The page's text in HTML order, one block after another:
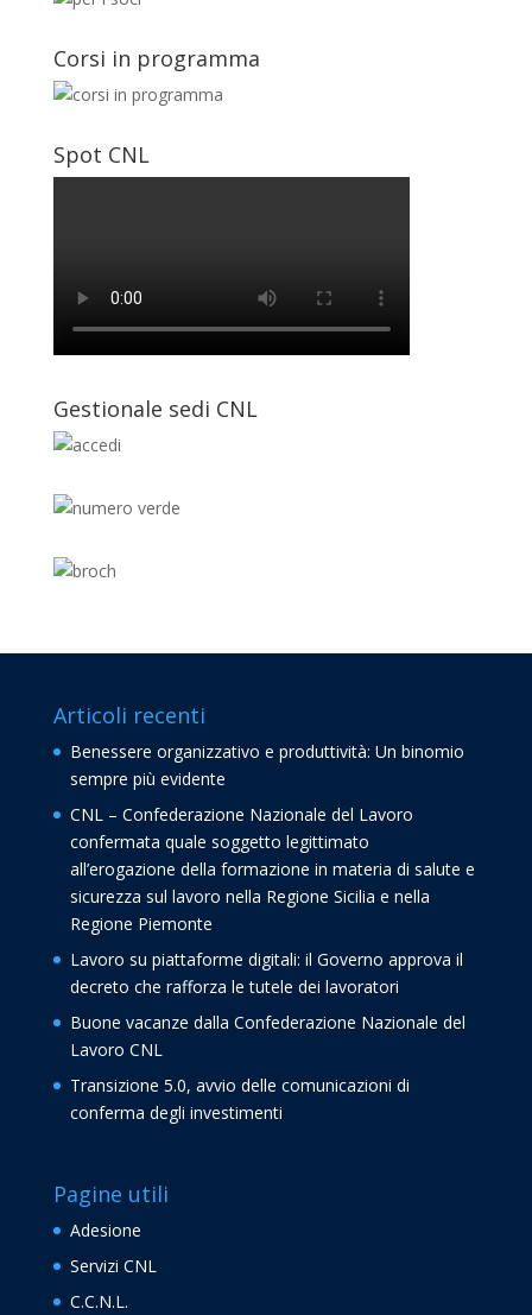
Corsi in programma
Spot CNL
Gestionale sedi CNL
Articoli recenti
Benessere organizzativo e produttività: Un binomio
sempre più evidente
CNL – Confederazione Nazionale del Lavoro
confermata quale soggetto legittimato
all’erogazione della formazione in materia di salute e
sicurezza sul lavoro nella Regione Sicilia e nella
Regione Piemonte
Lavoro su piattaforme digitali: il Governo approva il
decreto che rafforza le tutele dei lavoratori
Buone vacanze dalla Confederazione Nazionale del
Lavoro CNL
Transizione 5.0, avvio delle comunicazioni di
conferma degli investimenti
Pagine utili
Adesione
Servizi CNL
C.C.N.L.